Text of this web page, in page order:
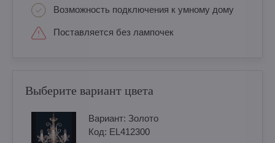
Возможность подключения к умному дому
Поставляется без лампочек
Выберите вариант цвета
Вариант: Золотo
Код: EL412300